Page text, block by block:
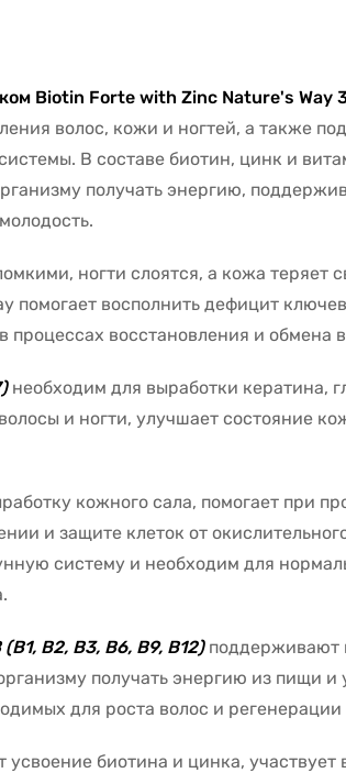
Biotin Forte with Zinc Nature's Way
волос, кожи и ногтей, а также
В составе биотин, цинк и
получать энергию,
ногти слоятся, а кожа теряет
помогает восполнить дефицит
процессах восстановления и обмена
необходим для выработки кератина,
и ногти, улучшает состояние
кожного сала, помогает при
и защите клеток от
систему и необходим для
B2, B3, B6, B9, B12) поддерживают
получать энергию из пищи и
для роста волос и
усвоение биотина и цинка, участвует